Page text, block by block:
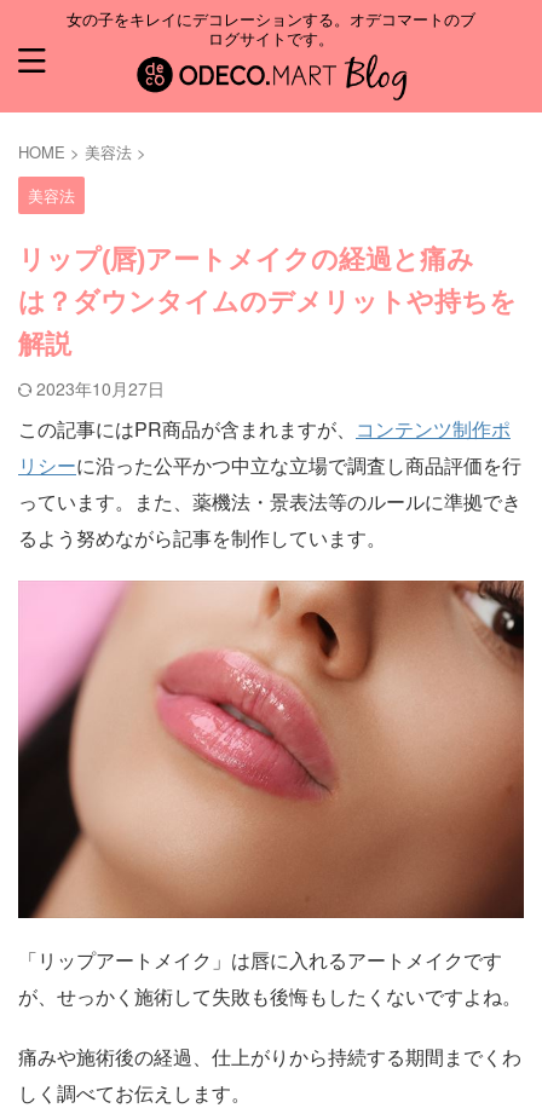
女の子をキレイにデコレーションする。オデコマートのブ
ログサイトです。
HOME > 美容法 >
美容法
リップ(唇)アートメイクの経過と痛み
は？ダウンタイムのデメリットや持ちを
解説
2023年10月27日
この記事にはPR商品が含まれますが、 コンテンツ制作ポ
リシーに沿った公平かつ中立な立場で調査し商品評価を行
っています。また、薬機法・景表法等のルールに準拠でき
るよう努めながら記事を制作しています。
「リップアートメイク」は唇に入れるアートメイクです
が、せっかく施術して失敗も後悔もしたくないですよね。
痛みや施術後の経過、仕上がりから持続する期間までくわ
しく調べてお伝えします。